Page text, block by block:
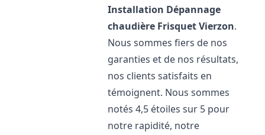
Installation Dépannage
chaudière FrisquetVierzon.
Nous sommes fiers de nos
garanties et de nos résultats,
nos clients satisfaits en
témoignent. Nous sommes
notés 4,5 étoiles sur 5 pour
notre rapidité, notre